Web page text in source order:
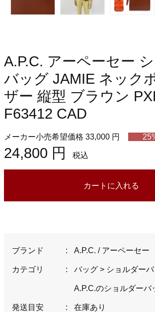
A.P.C. アーペーセー
バッグ JAMIE ネック
ザー 縦型 ブラウン
F63412 CAD
メーカー小売希望価格 33,000 円
24,800 円 税込
カートに入れる
ブランド : A.P.C. / アーペーセー
カテゴリ : バッグ> ショルダー
A.P.C.のショルダーバ
発送目安 : 在庫あり